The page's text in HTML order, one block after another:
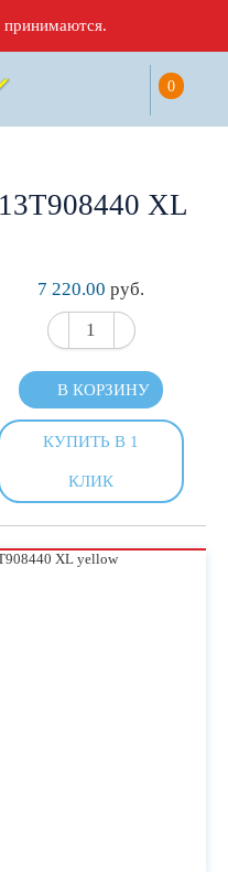
принимаются.
0
XL
7 220.00 руб.
В КОРЗИНУ
КУПИТЬ В 1
КЛИК